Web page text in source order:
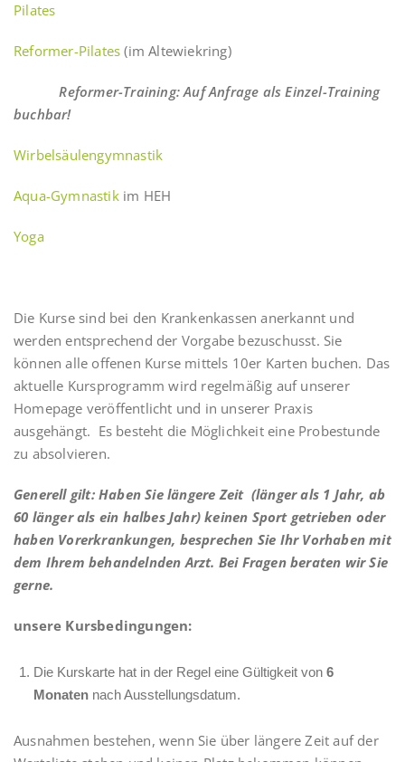
Pilates
Reformer-Pilates (im Altewiekring)
Reformer-Training: Auf Anfrage als Einzel-Training
buchbar!
Wirbelsäulengymnastik
Aqua-Gymnastikim HEH
Yoga
Die Kurse sind bei den Krankenkassen anerkannt und
werden entsprechend der Vorgabe bezuschusst. Sie
können alle offenen Kurse mittels 10er Karten buchen. Das
aktuelle Kursprogramm wird regelmäßig auf unserer
Homepage veröffentlicht und in unserer Praxis
ausgehängt. Es besteht die Möglichkeit eine Probestunde
zu absolvieren.
Generell gilt: Haben Sie längere Zeit (länger als 1 Jahr, ab
60 länger als ein halbes Jahr) keinen Sport getrieben oder
haben Vorerkrankungen, besprechen Sie Ihr Vorhaben mit
dem Ihrem behandelnden Arzt. Bei Fragen beraten wir Sie
gerne.
unsere Kursbedingungen:
Die Kurskarte hat in der Regel eine Gültigkeit von 6
Monaten nach Ausstellungsdatum.
Ausnahmen bestehen, wenn Sie über längere Zeit auf der